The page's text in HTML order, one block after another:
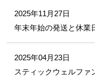
2025年11月27日
年末年始の発送と休業
2025年04月23日
スティックウェルファ